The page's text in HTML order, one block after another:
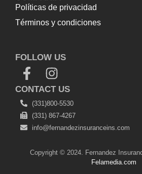
Políticas de privacidad
Términos y condiciones
FOLLOW US
CONTACT US
(331)800-5530
(331) 867-4267
info@fernandezinsuranceins.com
Copyright © 2024. Fernandez
Felamedia.com